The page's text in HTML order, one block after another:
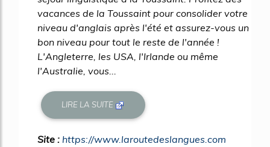
vacances de la Toussaint pour consolider votre
niveau d'anglais après l'été et assurez-vous un
bon niveau pour tout le reste de l'année !
L'Angleterre, les USA, l'Irlande ou même
l'Australie, vous...
LIRE LA SUITE
Site : https://www.laroutedeslangues.com